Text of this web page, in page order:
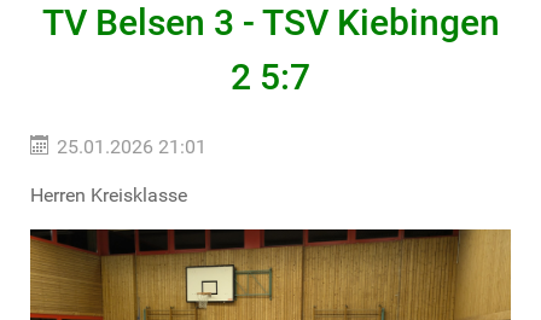
TV Belsen 3 - TSV Kiebingen
2 5:7
25.01.2026 21:01
Herren Kreisklasse